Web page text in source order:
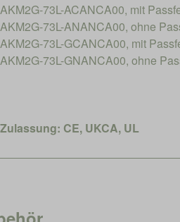
AKM2G-73L-ACANCA00, mit
AKM2G-73L-ANANCA00, ohne
AKM2G-73L-GCANCA00, mit
AKM2G-73L-GNANCA00, ohne
Zulassung: CE, UKCA, UL